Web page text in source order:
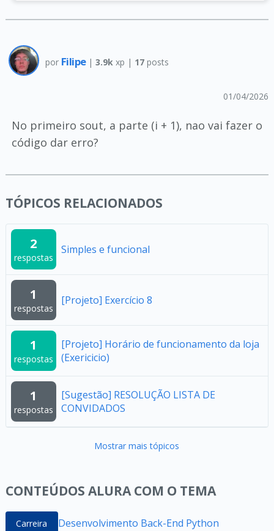
por Filipe | 3.9kxp | 17posts
01/04/2026
No primeiro sout, a parte (i + 1), nao vai fazer o
código dar erro?
TÓPICOS RELACIONADOS
2
respostas
Simples e funcional
1
respostas
[Projeto] Exercício 8
1
respostas
[Projeto] Horário de funcionamento da loja
(Exericicio)
1
respostas
[Sugestão] RESOLUÇÃO LISTA DE
CONVIDADOS
Mostrar mais tópicos
CONTEÚDOS ALURA COM O TEMA
Carreira Desenvolvimento Back-End Python